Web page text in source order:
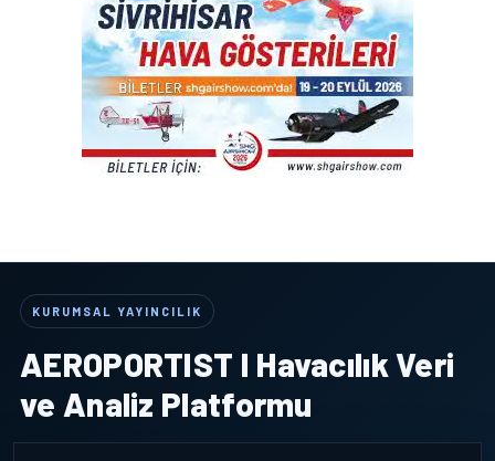
KURUMSAL YAYINCILIK
AEROPORTIST I Havacılık Veri
ve Analiz Platformu
Havacılığı bizimle takip edin odağında güncel haber, sektör analizi